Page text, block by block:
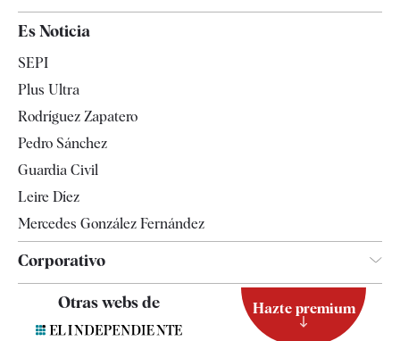
Televisión
Es Noticia
SEPI
Plus Ultra
Rodríguez Zapatero
Pedro Sánchez
Guardia Civil
Leire Díez
Mercedes González Fernández
Corporativo
Otras webs de Hazte premium